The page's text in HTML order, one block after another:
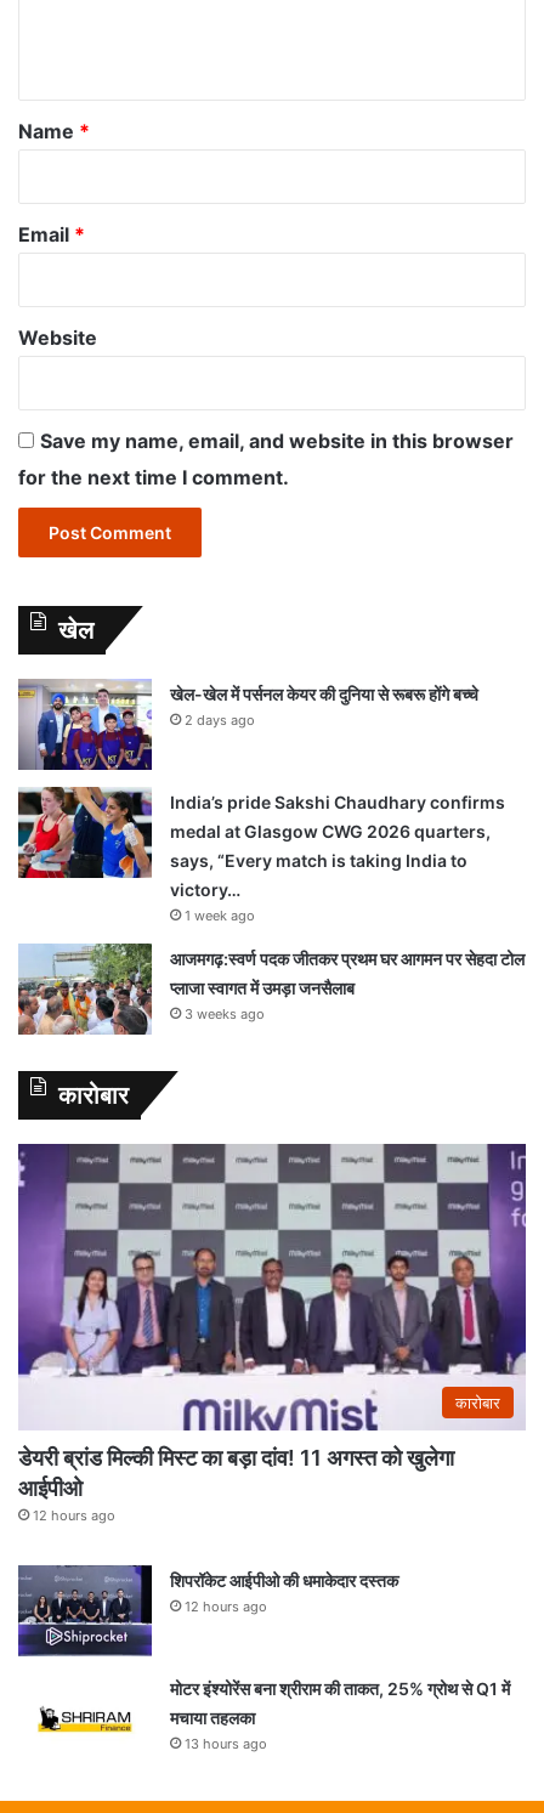
*
Name *
Email *
Website
Save my name, email, and website in this browser
for the next time I comment.
खेल
खेल-खेल में पर्सनल केयर की दुनिया से रूबरू होंगे बच्चे
2 days ago
India’s pride Sakshi Chaudhary confirms
medal at Glasgow CWG 2026 quarters,
says, “Every match is taking India to
victory…
1 week ago
आजमगढ़:स्वर्ण पदक जीतकर प्रथम घर आगमन पर सेहदा टोल
प्लाजा स्वागत में उमड़ा जनसैलाब
3 weeks ago
कारोबार
कारोबार
डेयरी ब्रांड मिल्की मिस्ट का बड़ा दांव! 11 अगस्त को खुलेगा
आईपीओ
12 hours ago
शिपरॉकेट आईपीओ की धमाकेदार दस्तक
12 hours ago
मोटर इंश्योरेंस बना श्रीराम की ताकत, 25% ग्रोथ से Q1 में
मचाया तहलका
13 hours ago